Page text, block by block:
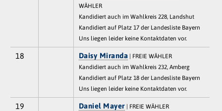
WÄHLER
Kandidiert auch im Wahlkreis 228, Landshut
Kandidiert auf Platz 17 der Landesliste Bayern
Uns liegen leider keine Kontaktdaten vor.
18 Daisy Miranda | FREIE WÄHLER
Kandidiert auch im Wahlkreis 232, Amberg
Kandidiert auf Platz 18 der Landesliste Bayern
Uns liegen leider keine Kontaktdaten vor.
19 Daniel Mayer| FREIE WÄHLER